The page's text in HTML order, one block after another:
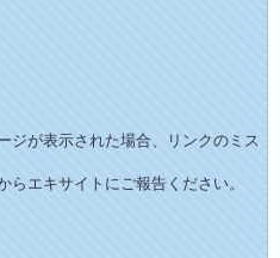
ジが表示された場合、リンクのミス
らエキサイトにご報告ください。